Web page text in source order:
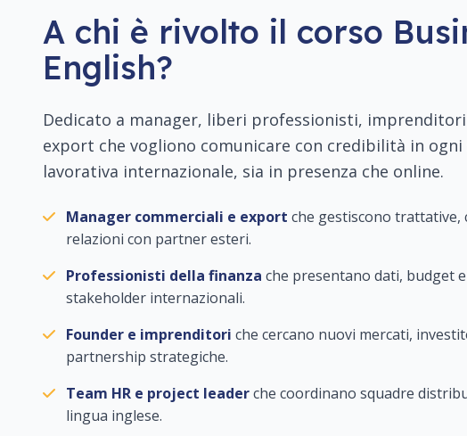
A chi è rivolto il corso
English?
Dedicato a manager, liberi professionisti,
export che vogliono comunicare con credibilità in ogni
lavorativa internazionale, sia in presenza che online.
Manager commerciali e export che gestiscono trattative,
relazioni con partner esteri.
Professionisti della finanza che presentano dati, budget
stakeholder internazionali.
Founder e imprenditori che cercano nuovi mercati,
partnership strategiche.
Team HR e project leaderche coordinano squadre
lingua inglese.